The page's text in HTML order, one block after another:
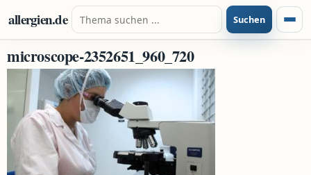
Zum Inhalt springen
allergien.de Suche nach: Suchen
microscope-2352651_960_720